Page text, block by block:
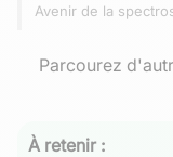
Avenir de la
Parcourez
À retenir :